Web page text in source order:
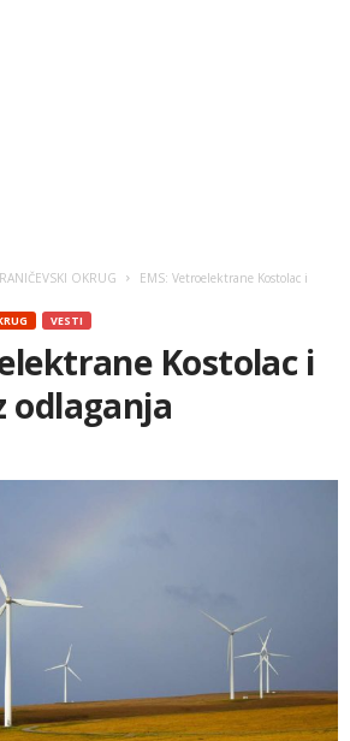
OKRUG
EMS: Vetroelektrane Kostolac i
VESTI
Kostolac i
odlaganja